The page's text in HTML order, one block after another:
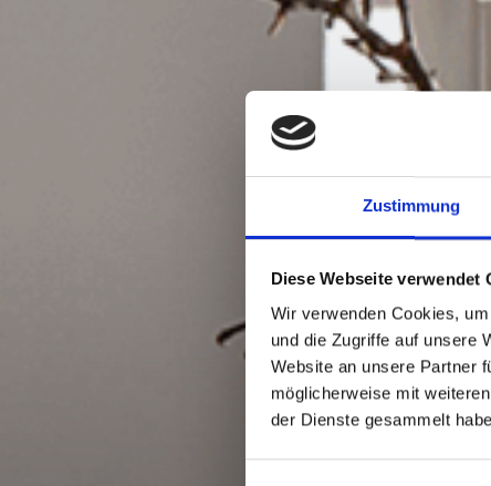
Zustimmung
Diese Webseite verwendet
Wir verwenden Cookies,
und die Zugriffe auf unsere
Website an unsere Partner
möglicherweise mit
der Dienste gesammelt